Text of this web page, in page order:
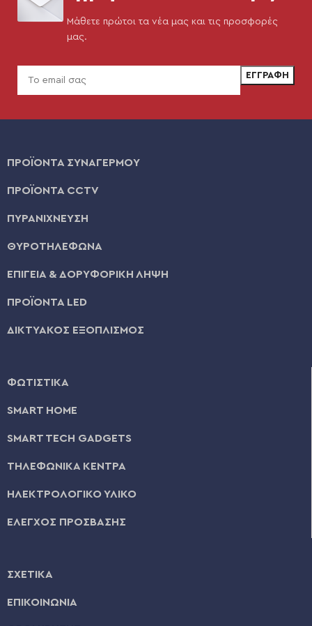
Μάθετε πρώτοι τα νέα μας και τις προσφορές
μας.
ΠΡΟΪΟΝΤΑ ΣΥΝΑΓΕΡΜΟΥ
ΠΡΟΪΟΝΤΑ CCTV
ΠΥΡΑΝΙΧΝΕΥΣΗ
ΘΥΡΟΤΗΛΕΦΩΝΑ
ΕΠΙΓΕΙΑ & ΔΟΡΥΦΟΡΙΚΗ ΛΗΨΗ
ΠΡΟΪΟΝΤΑ LED
ΔΙΚΤΥΑΚΟΣ ΕΞΟΠΛΙΣΜΟΣ
ΦΩΤΙΣΤΙΚΑ
SMART HOME
SMART TECH GADGETS
ΤΗΛΕΦΩΝΙΚΑ ΚΕΝΤΡΑ
ΗΛΕΚΤΡΟΛΟΓΙΚΟ ΥΛΙΚΟ
ΕΛΕΓΧΟΣ ΠΡΟΣΒΑΣΗΣ
ΣΧΕΤΙΚΑ
ΕΠΙΚΟΙΝΩΝΙΑ